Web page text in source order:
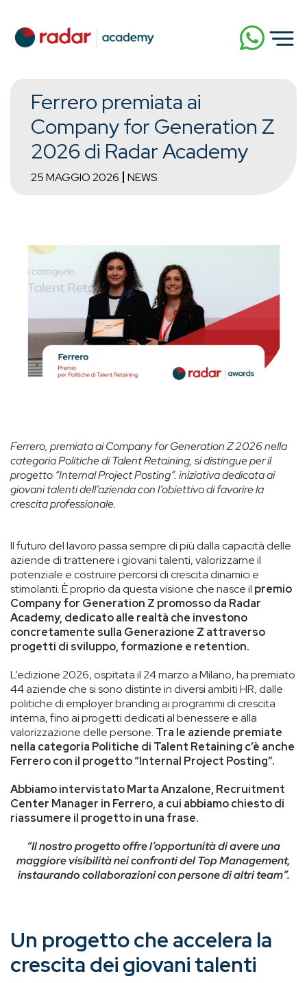
Ferrero premiata ai
Company for Generation Z
2026 di Radar Academy
25 MAGGIO 2026 NEWS
Ferrero, premiata ai Company for Generation Z 2026 nella
categoria Politiche di Talent Retaining, si distingue per il
progetto “Internal Project Posting”. iniziativa dedicata ai
giovani talenti dell’azienda con l’obiettivo di favorire la
crescita professionale.
Il futuro del lavoro passa sempre di più dalla capacità delle
aziende di trattenere i giovani talenti, valorizzarne il
potenziale e costruire percorsi di crescita dinamici e
stimolanti. È proprio da questa visione che nasce il premio
Company for Generation Z promosso da Radar
Academy, dedicato alle realtà che investono
concretamente sulla Generazione Z attraverso
progetti di sviluppo, formazione e retention.
L’edizione 2026, ospitata il 24 marzo a Milano, ha premiato
44 aziende che si sono distinte in diversi ambiti HR, dalle
politiche di employer branding ai programmi di crescita
interna, fino ai progetti dedicati al benessere e alla
valorizzazione delle persone. Tra le aziende premiate
nella categoria Politiche di Talent Retaining c’è anche
Ferrero con il progetto “Internal Project Posting”.
Abbiamo intervistato Marta Anzalone, Recruitment
Center Manager in Ferrero, a cui abbiamo chiesto di
riassumere il progetto in una frase.
“Il nostro progetto offre l’opportunità di avere una
maggiore visibilità nei confronti del Top Management,
instaurando collaborazioni con persone di altri team”.
Un progetto che accelera la
crescita dei giovani talenti